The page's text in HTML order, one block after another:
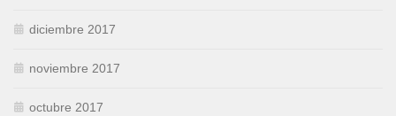
diciembre 2017
noviembre 2017
octubre 2017